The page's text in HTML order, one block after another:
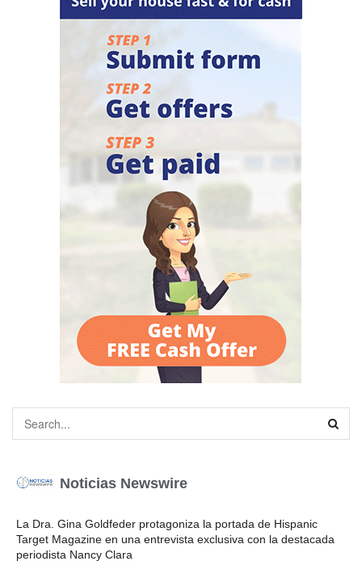
Noticias Newswire
La Dra. Gina Goldfeder protagoniza la portada de Hispanic
Target Magazine en una entrevista exclusiva con la destacada
periodista Nancy Clara